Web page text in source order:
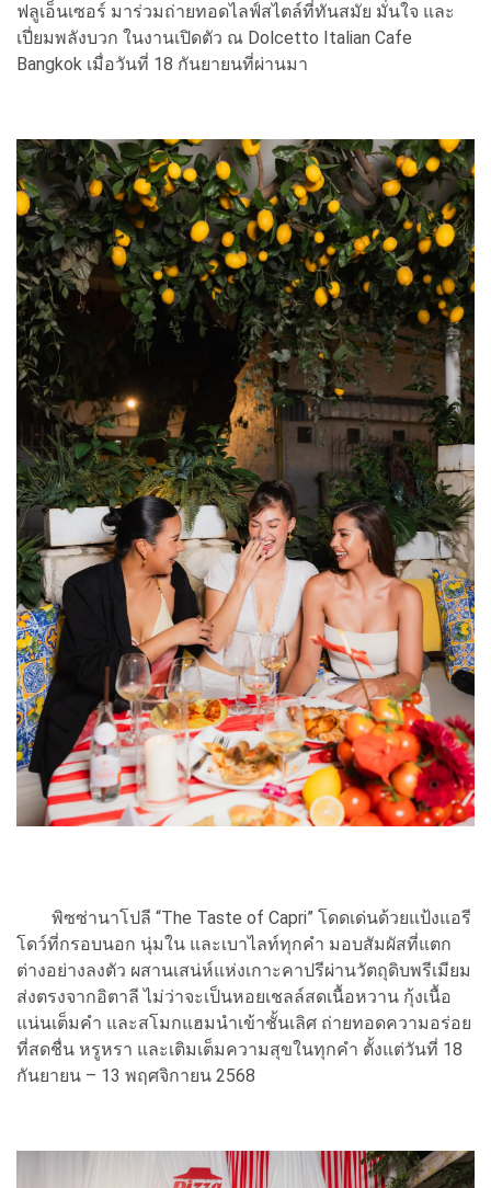
ฟลูเอ็นเซอร์ มาร่วมถ่ายทอดไลฟ์สไตล์ที่ทันสมัย มั่นใจ และ
เปี่ยมพลังบวก ในงานเปิดตัว ณ Dolcetto Italian Cafe
Bangkok เมื่อวันที่ 18 กันยายนที่ผ่านมา
พิซซ่านาโปลี “The Taste of Capri” โดดเด่นด้วยแป้งแอรี
โดว์ที่กรอบนอก นุ่มใน และเบาไลท์ทุกคำ มอบสัมผัสที่แตก
ต่างอย่างลงตัว ผสานเสน่ห์แห่งเกาะคาปรีผ่านวัตถุดิบพรีเมียม
ส่งตรงจากอิตาลี ไม่ว่าจะเป็นหอยเชลล์สดเนื้อหวาน กุ้งเนื้อ
แน่นเต็มคำ และสโมกแฮมนำเข้าชั้นเลิศ ถ่ายทอดความอร่อย
ที่สดชื่น หรูหรา และเติมเต็มความสุขในทุกคำ ตั้งแต่วันที่ 18
กันยายน – 13 พฤศจิกายน 2568